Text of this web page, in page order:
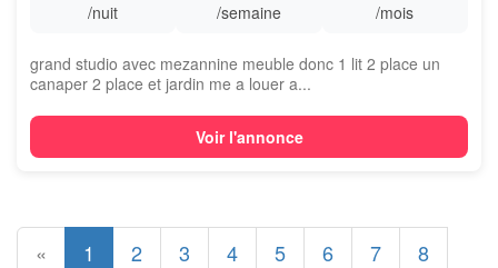
/nuit /semaine /mois
grand studio avec mezannine meuble donc 1 lit 2 place un
canaper 2 place et jardin me a louer a...
Voir l'annonce
« 1 2 3 4 5 6 7
8